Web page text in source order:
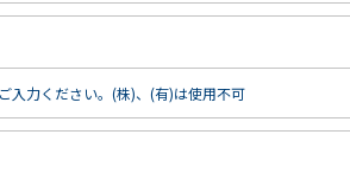
入力ください。(株)、(有)は使用不可